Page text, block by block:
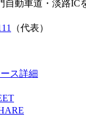
動車道・淡路IC
（代表）
ス詳細